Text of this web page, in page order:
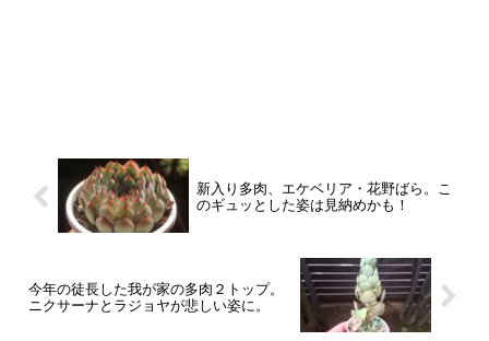
新入り多肉、エケベリア・花野ばら。こ
のギュッとした姿は見納めかも！
今年の徒長した我が家の多肉２トップ。
ニクサーナとラジョヤが悲しい姿に。